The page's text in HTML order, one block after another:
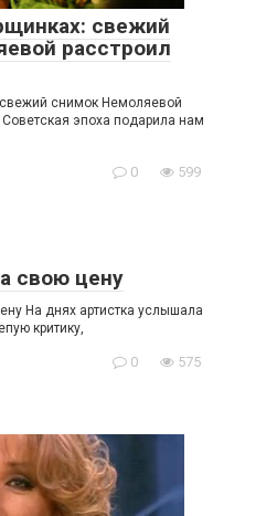
свежий
расстроил
снимок Немоляевой
эпоха подарила нам
0 599
свою цену
На днях артистка услышала
критику,
0 575